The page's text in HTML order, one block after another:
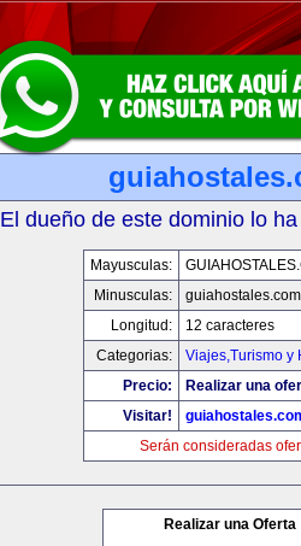
El dueño de este dominio lo
Mayusculas:
Minusculas:
guiahostales.com
Longitud:
12 caracteres
Categorias:
Viajes,Turismo y
Precio:
Realizar una
Visitar!
Serán consideradas
Realizar una Oferta